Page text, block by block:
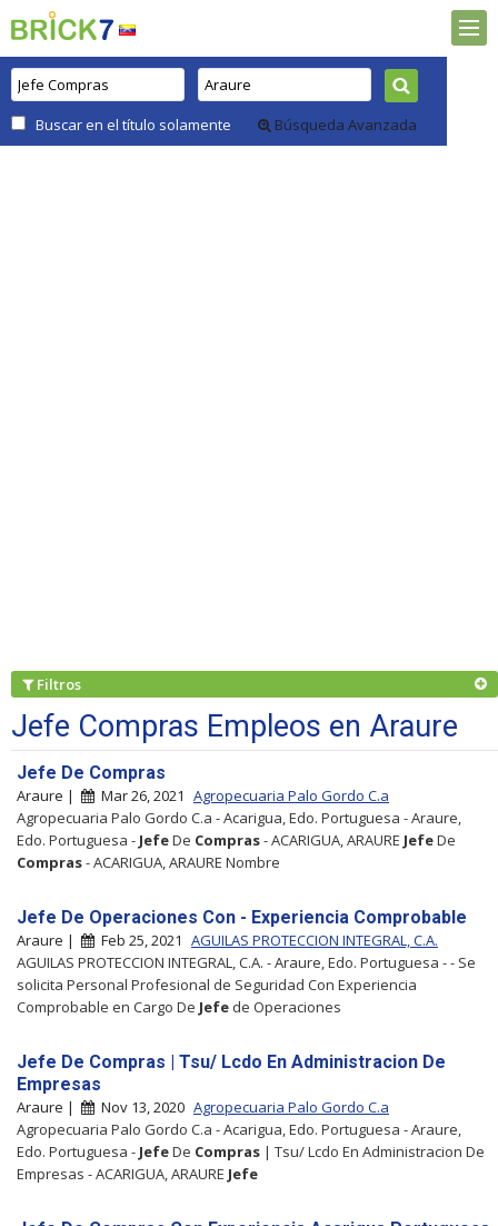
Buscar en el título solamente Búsqueda Avanzada
Filtros
Jefe Compras Empleos en Araure
Jefe De Compras
Araure | Mar 26, 2021 Agropecuaria Palo Gordo C.a
Agropecuaria Palo Gordo C.a - Acarigua, Edo. Portuguesa - Araure,
Edo. Portuguesa - JefeDe Compras- ACARIGUA, ARAURE JefeDe
Compras- ACARIGUA, ARAURE Nombre
Jefe De Operaciones Con - Experiencia Comprobable
Araure | Feb 25, 2021 AGUILAS PROTECCION INTEGRAL, C.A.
AGUILAS PROTECCION INTEGRAL, C.A. - Araure, Edo. Portuguesa - - Se
solicita Personal Profesional de Seguridad Con Experiencia
Comprobable en Cargo De Jefe de Operaciones
Jefe De Compras | Tsu/ Lcdo En Administracion De
Empresas
Araure | Nov 13, 2020 Agropecuaria Palo Gordo C.a
Agropecuaria Palo Gordo C.a - Acarigua, Edo. Portuguesa - Araure,
Edo. Portuguesa - JefeDe Compras | Tsu/ Lcdo En Administracion De
Empresas - ACARIGUA, ARAURE Jefe